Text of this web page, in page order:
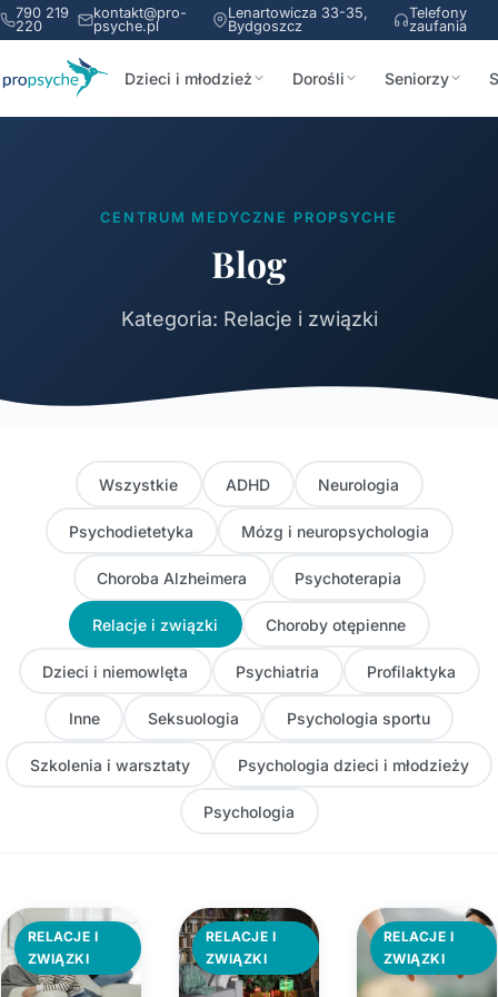
790 219
220
kontakt@pro-
psyche.pl
Lenartowicza 33-35,
Bydgoszcz
Telefony
zaufania
Dzieci i młodzież Dorośli Seniorzy
CENTRUM MEDYCZNE PROPSYCHE
Blog
Kategoria: Relacje i związki
Wszystkie ADHD Neurologia
Psychodietetyka Mózg i neuropsychologia
Choroba Alzheimera Psychoterapia
Relacje i związki Choroby otępienne
Dzieci i niemowlęta Psychiatria Profilaktyka
Inne Seksuologia Psychologia sportu
Szkolenia i warsztaty Psychologia dzieci i młodzieży
Psychologia
RELACJE I
ZWIĄZKI
RELACJE I
ZWIĄZKI
RELACJE I
ZWIĄZKI